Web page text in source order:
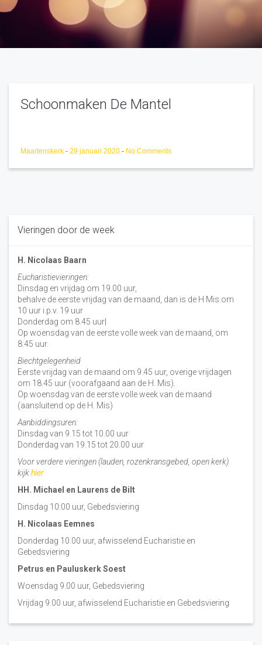
Schoonmaken De Mantel
Maartenskerk - 29 januari 2020 - No Comments
Vieringen door de week
H. Nicolaas Baarn
Eucharistievieringen:
Dinsdag en vrijdag om 19.00 uur,
behalve de eerste vrijdag van de maand, dan is de H Mis om
10 uur i.p.v. 19 uur
Donderdag om 8.45 uur|
Op woensdag van de eerste volle week van de maand, om
8:45 uur.
Biechtgelegenheid
Eerste vrijdag van de maand om 9.45 uur, overige vrijdagen
om 18.45 uur (voorafgaand aan de H. Mis).
Op woensdag van de eerste volle week van de maand
(aansluitend op de H. Mis)
Aanbiddingsuren:
Dinsdag van 9.15 tot 10.00 uur
Donderdag van 19.15 tot 20.00 uur
Voor verdere vieringen (lauden, rozenkransgebed, open kerk)
kijkhier
HH. Michael en Laurens de Bilt
Dinsdag 10:00 uur, Gebedsviering
H. Nicolaas Eemnes
Donderdag 10.00 uur, afwisselend Eucharistie en
Gebedsviering
Petrus en Pauluskerk Soest
Woensdag 9.00 uur, Gebedsviering
Vrijdag 9.00 uur, afwisselend Eucharistie en Gebedsviering